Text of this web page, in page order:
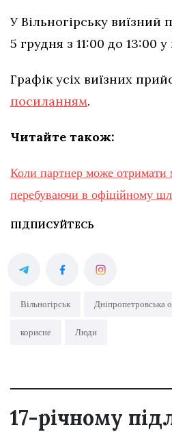
У Вільногірську виїзний
5 грудня з 11:00 до 13:00
Графік усіх виїзних
посиланням.
Читайте також:
Коли партнер може отримати
перебуваючи в офіційному
ПІДПИСУЙТЕСЬ
Вільногірськ Дніпропетровська
корисне Люди
17-річному